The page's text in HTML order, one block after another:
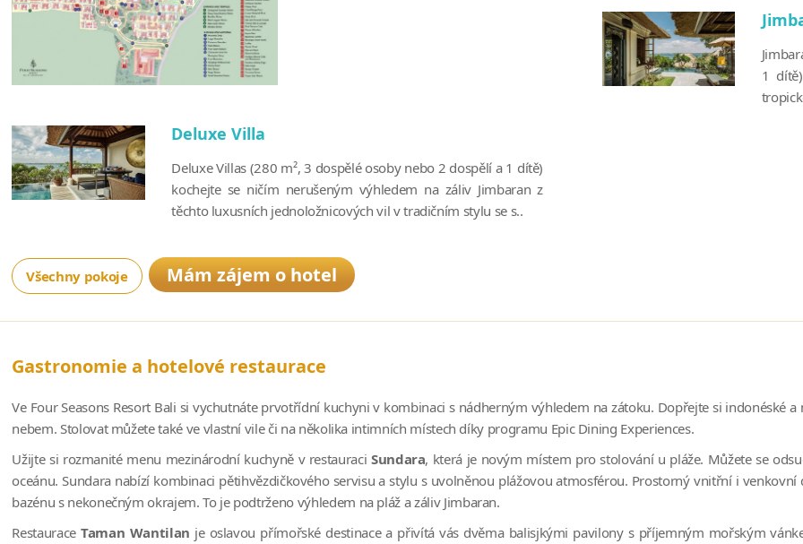
1
Deluxe Villa
Deluxe Villas (280 m², 3 dospělé osoby nebo 2 dospělí a 1 dítě)
kochejte se ničím nerušeným výhledem na záliv Jimbaran z
těchto luxusních jednoložnicových vil v tradičním stylu se s..
Všechny pokoje Mám zájem o hotel
Gastronomie a hotelové restaurace
Ve Four Seasons Resort Bali si vychutnáte prvotřídní kuchyni v kombinaci s nádherným výhledem na zátoku. Dopřejte si
nebem. Stolovat můžete také ve vlastní vile či na několika intimních místech díky programu Epic Dining Experiences.
Užijte si rozmanité menu mezinárodní kuchyně v restauraci Sundara, která je novým místem pro stolování u pláže. Můžete se
oceánu. Sundara nabízí kombinaci pětihvězdičkového servisu a stylu s uvolněnou plážovou atmosférou. Prostorný vnitřní i
bazénu s nekonečným okrajem. To je podtrženo výhledem na pláž a záliv Jimbaran.
RestauraceTaman Wantilan je oslavou přímořské destinace a přivítá vás dvěma balisjkými pavilony s příjemným mořským